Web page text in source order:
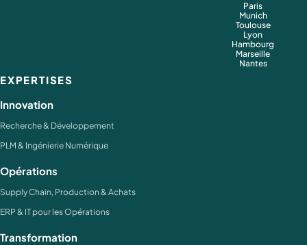
Paris
Munich
Toulouse
Lyon
Hambourg
Marseille
Nantes
EXPERTISES
Innovation
Recherche & Développement
PLM & Ingénierie Numérique
Opérations
Supply Chain, Production & Achats
ERP & IT pour les Opérations
Transformation